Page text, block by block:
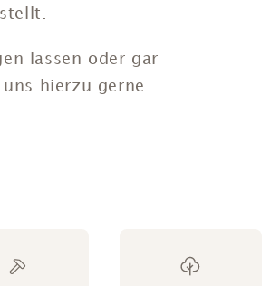
lassen oder gar
hierzu gerne.